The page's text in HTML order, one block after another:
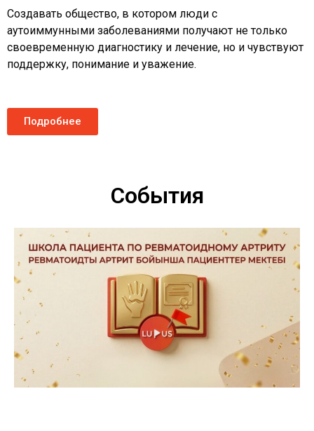
Создавать общество, в котором люди с
аутоиммунными заболеваниями получают не только
своевременную диагностику и лечение, но и чувствуют
поддержку, понимание и уважение.
Подробнее
События